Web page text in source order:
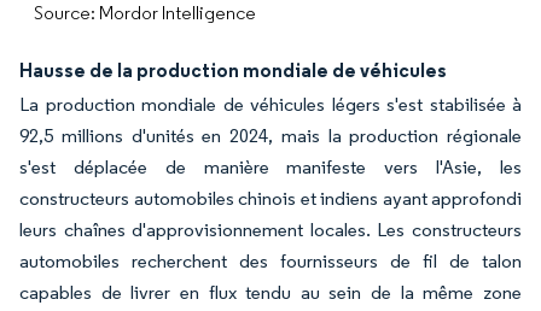
Source: Mordor Intelligence
Hausse de la production mondiale de véhicules
La production mondiale de véhicules légers s'est stabilisée à
92,5 millions d'unités en 2024, mais la production régionale
s'est déplacée de manière manifeste vers l'Asie, les
constructeurs automobiles chinois et indiens ayant approfondi
leurs chaînes d'approvisionnement locales. Les constructeurs
automobiles recherchent des fournisseurs de fil de talon
capables de livrer en flux tendu au sein de la même zone